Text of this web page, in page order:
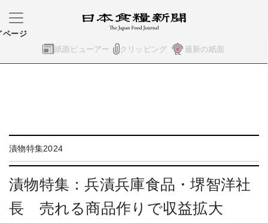
紙面ビューアー クリッピング 最新の紙面
ページ
漬物特集2024
漬物特集：兵漬兵庫食品・堺智洋社
長 売れる商品作りで収益拡大